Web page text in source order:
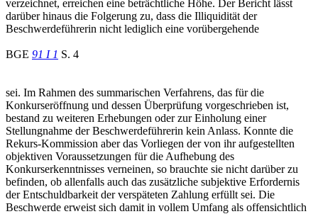
verzeichnet, erreichen eine beträchtliche Höhe. Der Bericht lässt
darüber hinaus die Folgerung zu, dass die Illiquidität der
Beschwerdeführerin nicht lediglich eine vorübergehende
BGE 91 I 1 S. 4
sei. Im Rahmen des summarischen Verfahrens, das für die
Konkurseröffnung und dessen Überprüfung vorgeschrieben ist,
bestand zu weiteren Erhebungen oder zur Einholung einer
Stellungnahme der Beschwerdeführerin kein Anlass. Konnte die
Rekurs-Kommission aber das Vorliegen der von ihr aufgestellten
objektiven Voraussetzungen für die Aufhebung des
Konkurserkenntnisses verneinen, so brauchte sie nicht darüber zu
befinden, ob allenfalls auch das zusätzliche subjektive Erfordernis
der Entschuldbarkeit der verspäteten Zahlung erfüllt sei. Die
Beschwerde erweist sich damit in vollem Umfang als offensichtlich